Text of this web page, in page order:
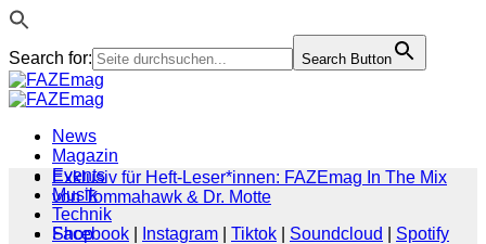
Search for: Search Button
Zum
Inhalt
News
Magazin
Events
Musik
Technik
Shop
Exklusiv für Heft-Leser*innen: FAZEmag In The Mix
von Tommahawk & Dr. Motte
Facebook
Instagram Tiktok Soundcloud
Spotify